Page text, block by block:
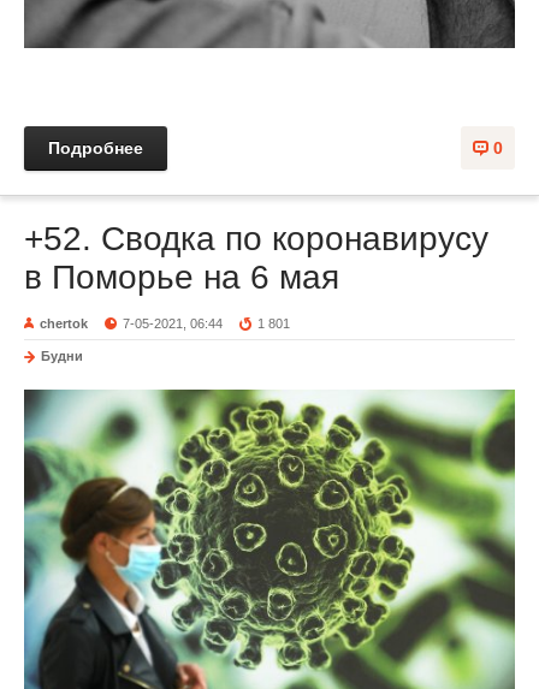
0
Подробнее
+52. Сводка по коронавирусу
в Поморье на 6 мая
chertok 7-05-2021, 06:44 1 801
Будни